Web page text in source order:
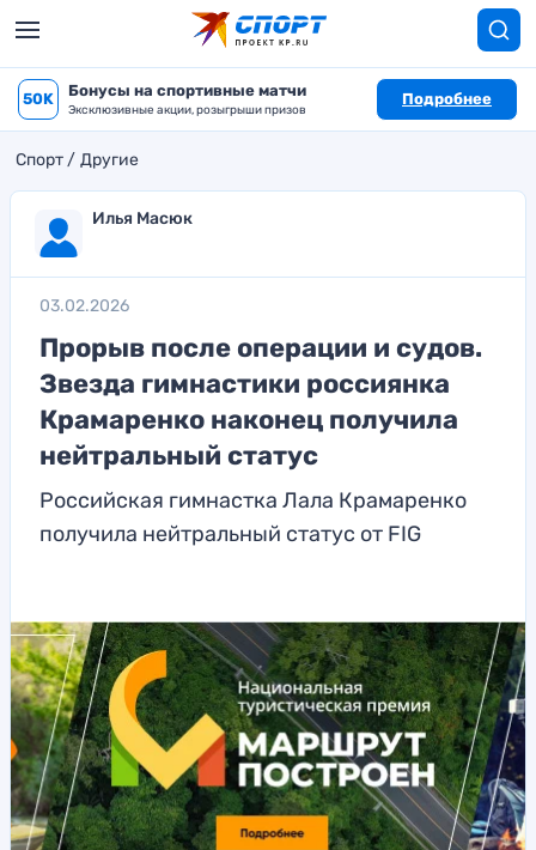
50K Бонусы на спортивные матчи
Эксклюзивные акции, розыгрыши призов
Подробнее
Спорт Другие
Илья Масюк
03.02.2026
Прорыв после операции и судов.
Звезда гимнастики россиянка
Крамаренко наконец получила
нейтральный статус
Российская гимнастка Лала Крамаренко
получила нейтральный статус от FIG